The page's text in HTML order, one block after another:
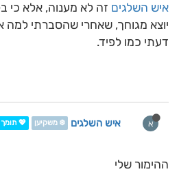
איש השלגים זה לא מענוה, אלא כי
יוצא מגוחך, שאחרי שהסברתי למה
דעתי כמו לפיד.
א איש השלגים ❄️ משקיען 💖 תומך
ההימור שלי